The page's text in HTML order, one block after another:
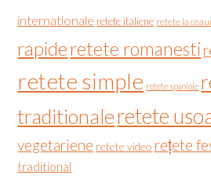
internationale retete italiene retete la
rapideretete romanesti
retete simple retete spaniole
traditionaleretete
vegetariene retete video rețete
traditional